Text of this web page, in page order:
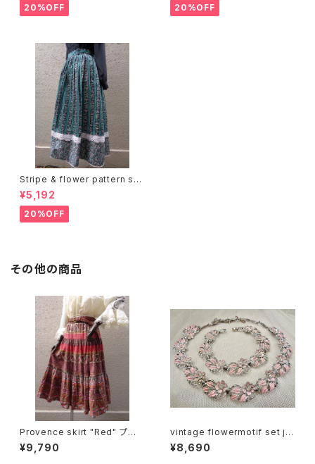
20%OFF 20%OFF
Stripe & flower pattern ski
rt ストライプ 花柄 スカート
¥5,192
20%OFF
その他の商品
Provence skirt "Red" プロ
ヴァンス スカート "レッド"
¥9,790
vintage flowermotif set je
welry フラワーモチーフ ネック
レス&ブレスレットセット
¥8,690